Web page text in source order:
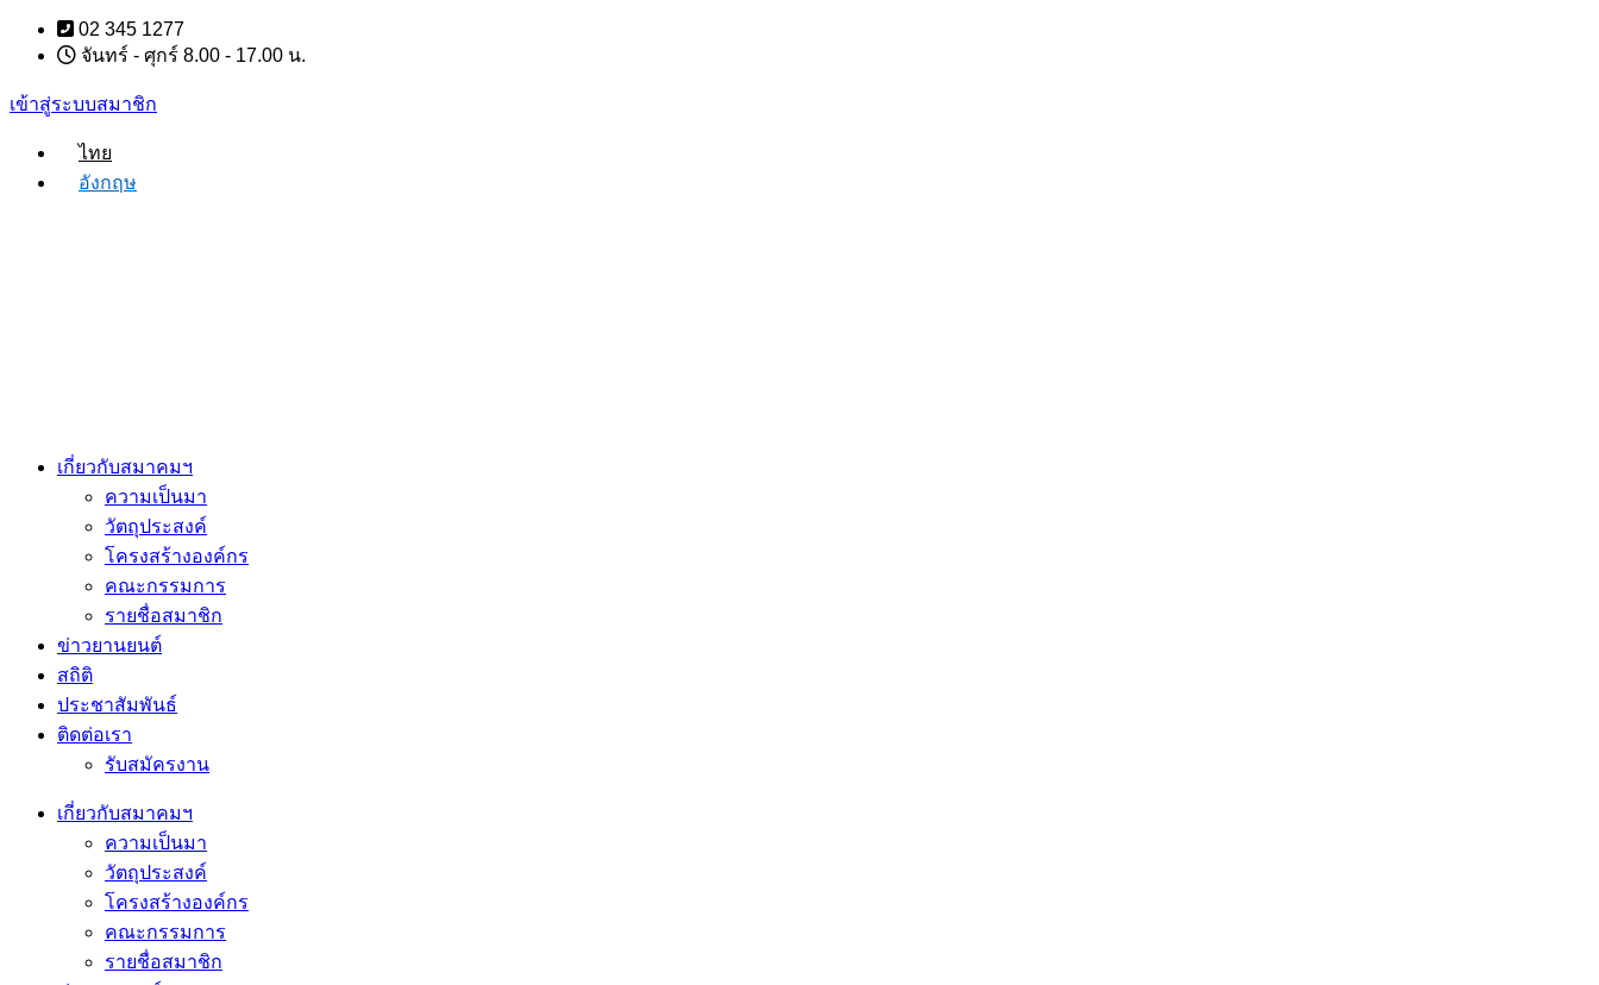
Skip
content
02 345 1277
จันทร์ - ศุกร์ 8.00 - 17.00 น.
เข้าสู่ระบบสมาชิก
ไทย
อังกฤษ
เกี่ยวกับสมาคมฯ
ความเป็นมา
วัตถุประสงค์
โครงสร้างองค์กร
คณะกรรมการ
รายชื่อสมาชิก
ข่าวยานยนต์
สถิติ
ประชาสัมพันธ์
ติดต่อเรา
รับสมัครงาน
เกี่ยวกับสมาคมฯ
ความเป็นมา
วัตถุประสงค์
โครงสร้างองค์กร
คณะกรรมการ
รายชื่อสมาชิก